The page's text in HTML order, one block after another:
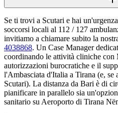
Se ti trovi a Scutari e hai
soccorsi locali al 112 / 127
invitiamo a chiamare subito la
4038868. Un Case Manager
coordinando le attività cliniche con
autorizzazioni burocratiche e il
l'Ambasciata d'Italia a Tirana (e,
Scutari). La distanza da Bari è di
pianificare in parallelo sia
sanitario su Aeroporto di Tirana